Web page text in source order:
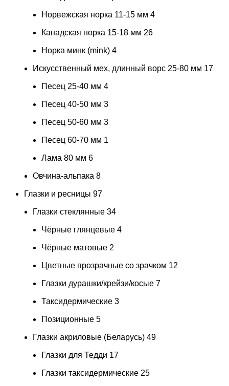
Норвежская норка 11-15 мм 4
Канадская норка 15-18 мм 26
Норка минк (mink) 4
Искусственный мех, длинный ворс 25-80 мм 17
Песец 25-40 мм 4
Песец 40-50 мм 3
Песец 50-60 мм 3
Песец 60-70 мм 1
Лама 80 мм 6
Овчина-альпака 8
Глазки и ресницы 97
Глазки стеклянные 34
Чёрные глянцевые 4
Чёрные матовые 2
Цветные прозрачные со зрачком 12
Глазки дурашки/крейзи/косые 7
Таксидермические 3
Позиционные 5
Глазки акриловые (Беларусь) 49
Глазки для Тедди 17
Глазки таксидермические 25